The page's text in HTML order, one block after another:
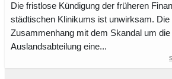
Die fristlose Kündigung der früheren
städtischen Klinikums ist unwirksam. Die
Zusammenhang mit dem Skandal um
Auslandsabteilung eine...